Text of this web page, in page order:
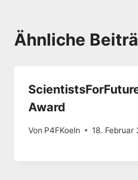
Ähnliche
Award
Von P4FKoeln 18. Februar